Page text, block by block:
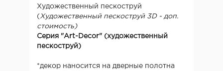
Художественный пескоструй
( Художественный пескоструй 3D - доп.
стоимость)
Серия "Art-Deсor" (художественный
пескоструй)
*декор наносится на дверные полотна